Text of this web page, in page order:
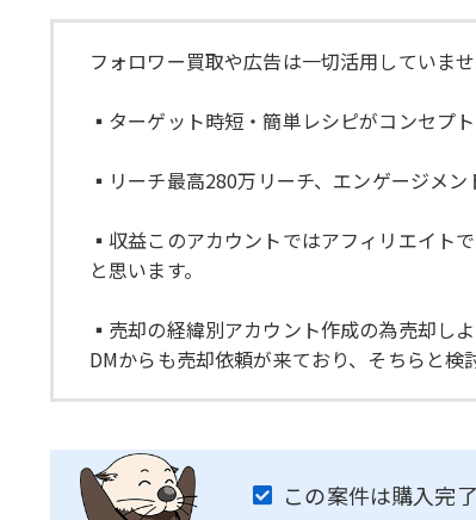
フォロワー買取や広告は一切活用していま
▪︎ターゲット時短・簡単レシピがコンセプ
▪︎リーチ最高280万リーチ、エンゲージメ
▪︎収益このアカウントではアフィリエイト
と思います。
▪︎売却の経緯別アカウント作成の為売却し
DMからも売却依頼が来ており、そちらと検
この案件は購入完了